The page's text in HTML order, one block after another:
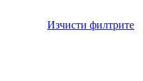
Изчисти филтрите